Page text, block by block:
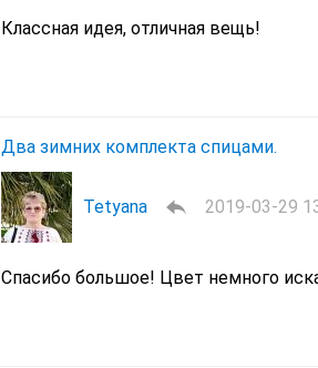
Классная идея, отличная вещь!
Два зимних комплекта спицами.
Tetyana 2019-03-29
Спасибо большое! Цвет немного